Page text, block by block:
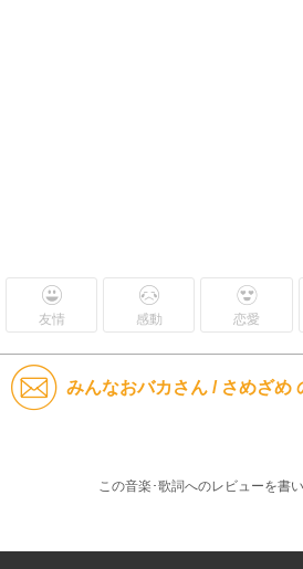
友情 感動 恋愛
みんなおバカさん / さめざめ
この音楽･歌詞へのレビューを書